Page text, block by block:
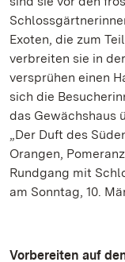
Exoten, die zum
verbreiten sie in
versprühen einen
sich die
das Gewächshaus
„Der Duft des
Orangen,
Rundgang mit
am Sonntag, 10.
Vorbereiten auf